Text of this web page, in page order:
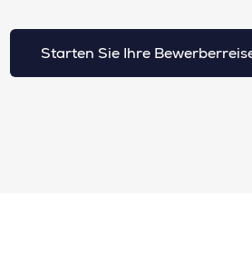
Starten Sie Ihre